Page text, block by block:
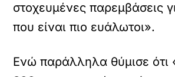
στοχευμένες παρεμβάσεις
που είναι πιο ευάλωτοι».
Ενώ παράλληλα θύμισε ότι